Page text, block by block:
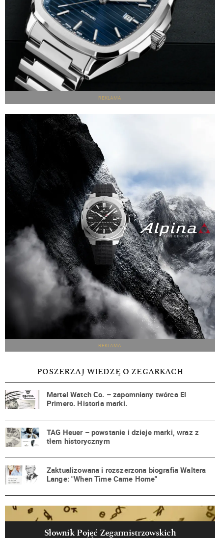
REKLAMA
REKLAMA
POSZERZAJ WIEDZĘ O ZEGARKACH
Martel Watch Co. – zapomniany twórca El
Primero. Historia marki.
TAG Heuer – powstanie i dzieje marki, wraz z
tłem historycznym
Zaktualizowana i rozszerzona biografia Waltera
Lange: "When Time Came Home"
Słownik Pojęć Zegarmistrzowskich